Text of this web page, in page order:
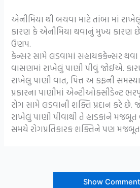
એનીમિયા થી બચવા માટે તાંબા માં
કારણ કે એનીમિયા થવાનું મુખ્ય કારણ છે
ઉણપ.
કેન્સર સામે લડવામાં સહાયકકેન્સર થવા
વાસણમાં રાખેલું પાણી પીવું જોઈએ.
રાખેલુ પાણી વાત, પિત્ત અ કફની
પ્રકારના પાણીમાં એન્ટીઓક્સીડેન્ટ
રોગ સામે લડવાની શક્તિ પ્રદાન કરે છે.
રાખેલું પાણી પીવાથી તે હાડકાંને
સમયે રોગપ્રતિકારક શક્તિને પણ
Show